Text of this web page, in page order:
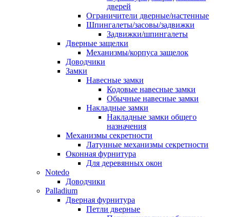
дверей
Ограничители дверные/настенные
Шпингалеты/засовы/задвижки
Задвижки/шпингалеты
Дверные защелки
Механизмы/корпуса защелок
Доводчики
Замки
Навесные замки
Кодовые навесные замки
Обычные навесные замки
Накладные замки
Накладные замки общего
назначения
Механизмы секретности
Латунные механизмы секретности
Оконная фурнитура
Для деревянных окон
Notedo
Доводчики
Palladium
Дверная фурнитура
Петли дверные